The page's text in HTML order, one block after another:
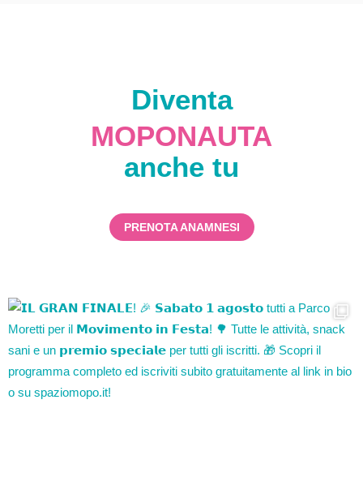
Diventa
MOPONAUTA
anche tu
PRENOTA ANAMNESI